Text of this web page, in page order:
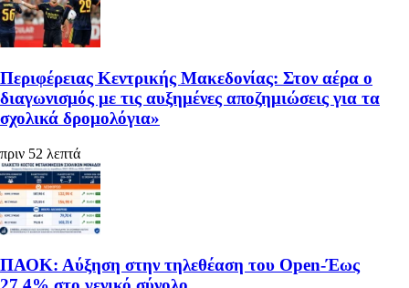
Περιφέρειας Κεντρικής Μακεδονίας: Στον αέρα ο
διαγωνισμός με τις αυξημένες αποζημιώσεις για τα
σχολικά δρομολόγια»
πριν 52 λεπτά
ΠΑΟΚ: Αύξηση στην τηλεθέαση του Open-Έως